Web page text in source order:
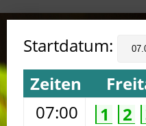
Startdatum:
Zeiten
07:00
1 2